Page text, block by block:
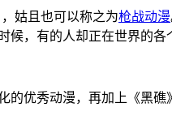
，姑且也可以称之为枪战动漫
，有的人却正在世界的
的优秀动漫，再加上《黑